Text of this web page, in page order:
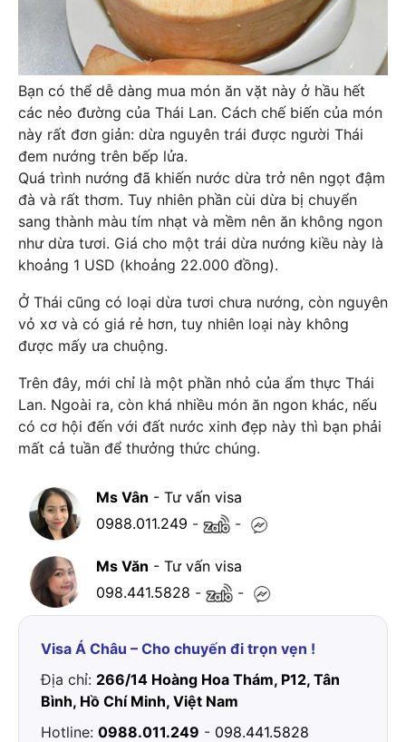
Bạn có thể dễ dàng mua món ăn vặt này ở hầu hết
các nẻo đường của Thái Lan. Cách chế biến của món
này rất đơn giản: dừa nguyên trái được người Thái
đem nướng trên bếp lửa.
Quá trình nướng đã khiến nước dừa trở nên ngọt đậm
đà và rất thơm. Tuy nhiên phần cùi dừa bị chuyển
sang thành màu tím nhạt và mềm nên ăn không ngon
như dừa tươi. Giá cho một trái dừa nướng kiều này là
khoảng 1 USD (khoảng 22.000 đồng).
Ở Thái cũng có loại dừa tươi chưa nướng, còn nguyên
vỏ xơ và có giá rẻ hơn, tuy nhiên loại này không
được mấy ưa chuộng.
Trên đây, mới chỉ là một phần nhỏ của ẩm thực Thái
Lan. Ngoài ra, còn khá nhiều món ăn ngon khác, nếu
có cơ hội đến với đất nước xinh đẹp này thì bạn phải
mất cả tuần để thưởng thức chúng.
Ms Vân - Tư vấn visa
0988.011.249 - -
Ms Văn - Tư vấn visa
098.441.5828 - -
Visa Á Châu – Cho chuyến đi trọn vẹn !
Địa chỉ: 266/14 Hoàng Hoa Thám, P12, Tân
Bình, Hồ Chí Minh, Việt Nam
Hotline: 0988.011.249 - 098.441.5828